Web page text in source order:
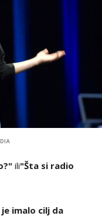
ili"Šta si radio
je imalo cilj da